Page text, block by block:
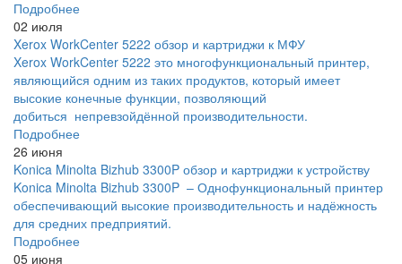
Подробнее
02 июля
Xerox WorkCenter 5222 обзор и картриджи к МФУ
Xerox WorkCenter 5222 это многофункциональный принтер,
являющийся одним из таких продуктов, который имеет
высокие конечные функции, позволяющий
добиться непревзойдённой производительности.
Подробнее
26 июня
Konica Minolta Bizhub 3300P обзор и картриджи к устройству
Konica Minolta Bizhub 3300P – Однофункциональный принтер
обеспечивающий высокие производительность и надёжность
для средних предприятий.
Подробнее
05 июня